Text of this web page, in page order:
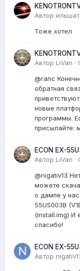
Автор ильшат
Тоже хотел
Автор LiVan ·
@ranc
обратная
новые
программы.
присылайте:
ECON EX-
Автор LiVan ·
@nigativ13
можете
о дампе у
55US003B
(install.img) И
спасибо!
ECON EX-
Автор